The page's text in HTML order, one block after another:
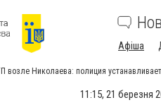
Афіша
возле Николаева: полиция
11:15, 21 березня